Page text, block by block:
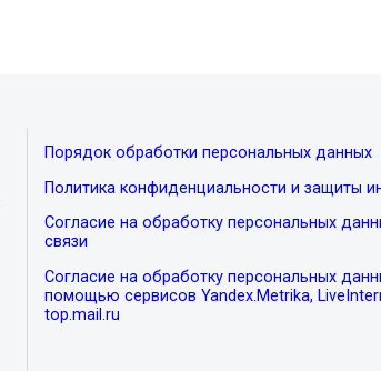
Порядок обработки персональных данных
Политика конфиденциальности и защиты
Согласие на обработку персональных
связи
Согласие на обработку персональных
помощью сервисов Yandex.Metrika,
top.mail.ru